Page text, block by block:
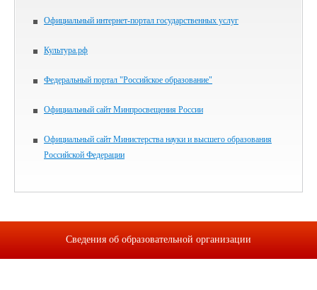
Официальный интернет-портал государственных услуг
Культура.рф
Федеральный портал "Российское образование"
Официальный сайт Минпросвещения России
Официальный сайт Министерства науки и высшего образования
Российской Федерации
Сведения об образовательной организации